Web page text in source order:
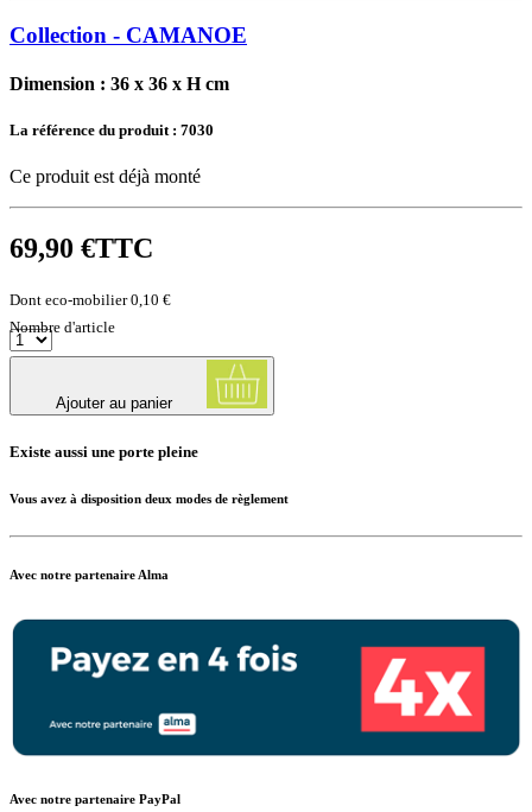
Collection - CAMANOE
Dimension : 36 x 36 x H cm
La référence du produit : 7030
Ce produit est déjà monté
69,90 €TTC
Dont eco-mobilier 0,10 €
Nombre d'article
Ajouter au panier
Existe aussi une porte pleine
Vous avez à disposition deux modes de règlement
Avec notre partenaire Alma
Avec notre partenaire PayPal